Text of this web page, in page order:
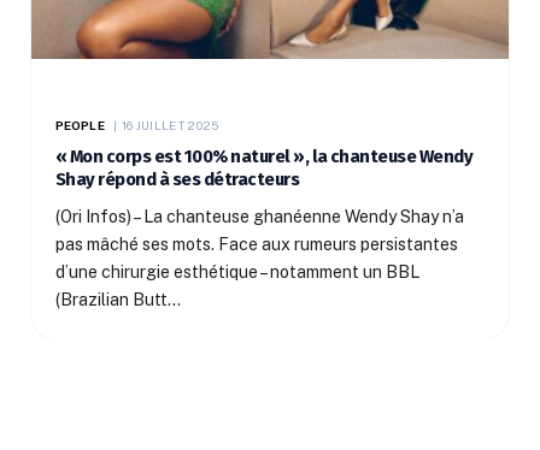
PEOPLE 16 JUILLET 2025
« Mon corps est 100% naturel », la chanteuse Wendy
Shay répond à ses détracteurs
(Ori Infos) – La chanteuse ghanéenne Wendy Shay n’a
pas mâché ses mots. Face aux rumeurs persistantes
d’une chirurgie esthétique – notamment un BBL
(Brazilian Butt…